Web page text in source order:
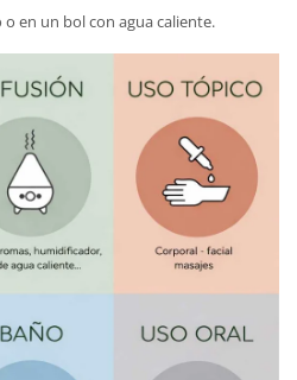
en un bol con agua caliente.